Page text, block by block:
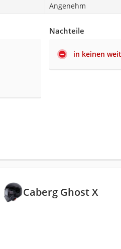
Angenehm
Nachteile
in keinen
Caberg Ghost X